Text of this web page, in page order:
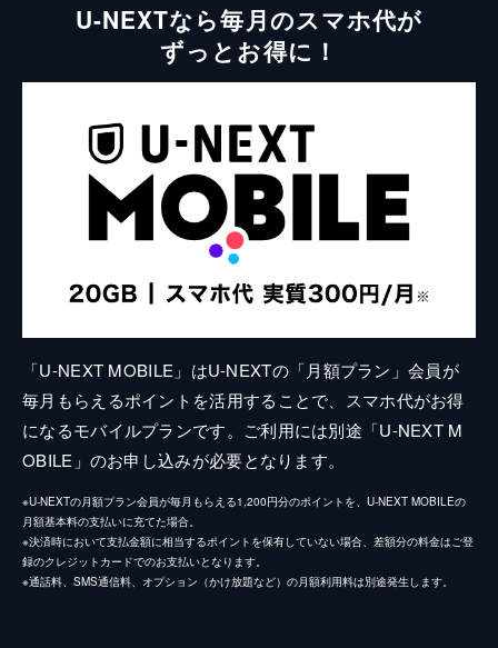
U-NEXTなら毎月のスマホ代が
ずっとお得に！
「U-NEXT MOBILE」はU-NEXTの「月額プラン」会員が
毎月もらえるポイントを活用することで、スマホ代がお得
になるモバイルプランです。ご利用には別途「U-NEXT M
OBILE」のお申し込みが必要となります。
※U-NEXTの月額プラン会員が毎月もらえる1,200円分のポイントを、U-NEXT MOBILEの
月額基本料の支払いに充てた場合。
※決済時において支払金額に相当するポイントを保有していない場合、差額分の料金はご登
録のクレジットカードでのお支払いとなります。
※通話料、SMS通信料、オプション（かけ放題など）の月額利用料は別途発生します。